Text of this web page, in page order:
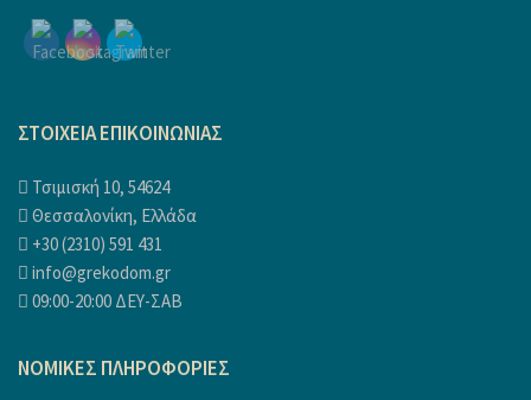
ΣΤΟΙΧΕΙΑ ΕΠΙΚΟΙΝΩΝΙΑΣ
Τσιμισκή 10, 54624
Θεσσαλονίκη, Ελλάδα
+30 (2310) 591 431
info@grekodom.gr
09:00-20:00 ΔΕΥ-ΣΑΒ
ΝΟΜΙΚΕΣ ΠΛΗΡΟΦΟΡΙΕΣ